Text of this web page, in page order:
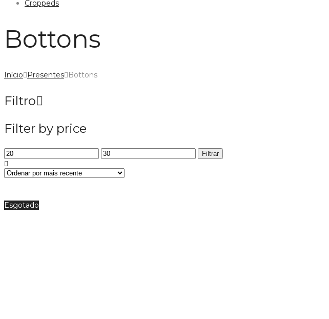
Croppeds
Bottons
Início Presentes Bottons
Filtro
Filter by price
Preço
mínimo
Preço
máximo
Filtrar
Esgotado